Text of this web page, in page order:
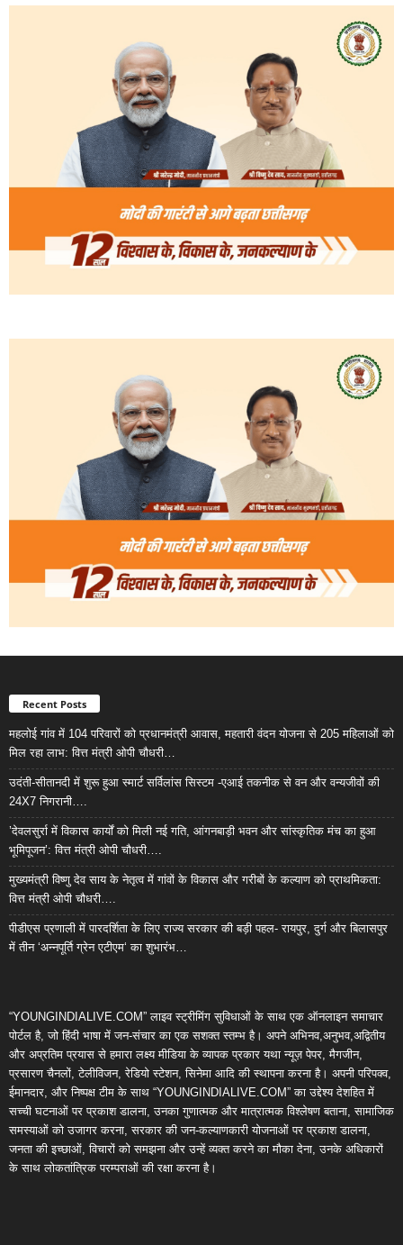
Recent Posts
महलोई गांव में 104 परिवारों को प्रधानमंत्री आवास, महतारी वंदन योजना से 205 महिलाओं को
मिल रहा लाभ: वित्त मंत्री ओपी चौधरी…
उदंती-सीतानदी में शुरू हुआ स्मार्ट सर्विलांस सिस्टम -एआई तकनीक से वन और वन्यजीवों की
24X7 निगरानी….
’देवलसुर्रा में विकास कार्यों को मिली नई गति, आंगनबाड़ी भवन और सांस्कृतिक मंच का हुआ
भूमिपूजन’: वित्त मंत्री ओपी चौधरी….
मुख्यमंत्री विष्णु देव साय के नेतृत्व में गांवों के विकास और गरीबों के कल्याण को प्राथमिकता:
वित्त मंत्री ओपी चौधरी….
पीडीएस प्रणाली में पारदर्शिता के लिए राज्य सरकार की बड़ी पहल- रायपुर, दुर्ग और बिलासपुर
में तीन ‘अन्नपूर्ति ग्रेन एटीएम‘ का शुभारंभ…
“YOUNGINDIALIVE.COM” लाइव स्ट्रीमिंग सुविधाओं के साथ एक ऑनलाइन समाचार
पोर्टल है, जो हिंदी भाषा में जन-संचार का एक सशक्त स्तम्भ है। अपने अभिनव,अनुभव,अद्वितीय
और अप्रतिम प्रयास से हमारा लक्ष्य मीडिया के व्यापक प्रकार यथा न्यूज़ पेपर, मैगजीन,
प्रसारण चैनलों, टेलीविजन, रेडियो स्टेशन, सिनेमा आदि की स्थापना करना है। अपनी परिपक्व,
ईमानदार, और निष्पक्ष टीम के साथ “YOUNGINDIALIVE.COM” का उद्देश्य देशहित में
सच्ची घटनाओं पर प्रकाश डालना, उनका गुणात्मक और मात्रात्मक विश्लेषण बताना, सामाजिक
समस्याओं को उजागर करना, सरकार की जन-कल्याणकारी योजनाओं पर प्रकाश डालना,
जनता की इच्छाओं, विचारों को समझना और उन्हें व्यक्त करने का मौका देना, उनके अधिकारों
के साथ लोकतांत्रिक परम्पराओं की रक्षा करना है।